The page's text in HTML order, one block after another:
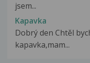
jsem...
Kapavka
Dobrý den Chtěl
kapavka,mam...